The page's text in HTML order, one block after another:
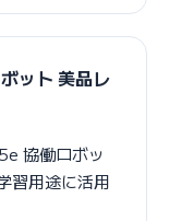
ット 美品レ
協働ロボッ
習用途に活用